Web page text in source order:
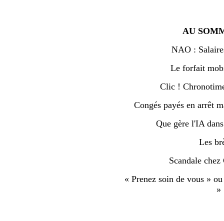
AU
NAO :
Le forfait
Clic !
Congés payés en arrêt
Que gère l'IA
Les
Scandale
« Prenez soin de vous »
»